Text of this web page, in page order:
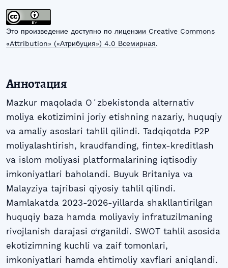
Это произведение доступно по лицензии Creative Commons
«Attribution» («Атрибуция») 4.0 Всемирная.
Аннотация
Mazkur maqolada Oʻzbekistonda alternativ
moliya ekotizimini joriy etishning nazariy, huquqiy
va amaliy asoslari tahlil qilindi. Tadqiqotda P2P
moliyalashtirish, kraudfanding, fintex-kreditlash
va islom moliyasi platformalarining iqtisodiy
imkoniyatlari baholandi. Buyuk Britaniya va
Malayziya tajribasi qiyosiy tahlil qilindi.
Mamlakatda 2023-2026-yillarda shakllantirilgan
huquqiy baza hamda moliyaviy infratuzilmaning
rivojlanish darajasi o‘rganildi. SWOT tahlil asosida
ekotizimning kuchli va zaif tomonlari,
imkoniyatlari hamda ehtimoliy xavflari aniqlandi.